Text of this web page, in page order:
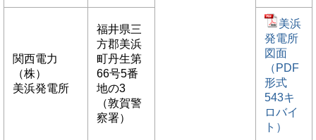
関西電力
（株）
美浜発電所
福井県三
方郡美浜
町丹生第
66号5番
地の3
（敦賀警
察署）
美浜
発電所
図面
（PDF
形式
543キ
ロバイ
ト）